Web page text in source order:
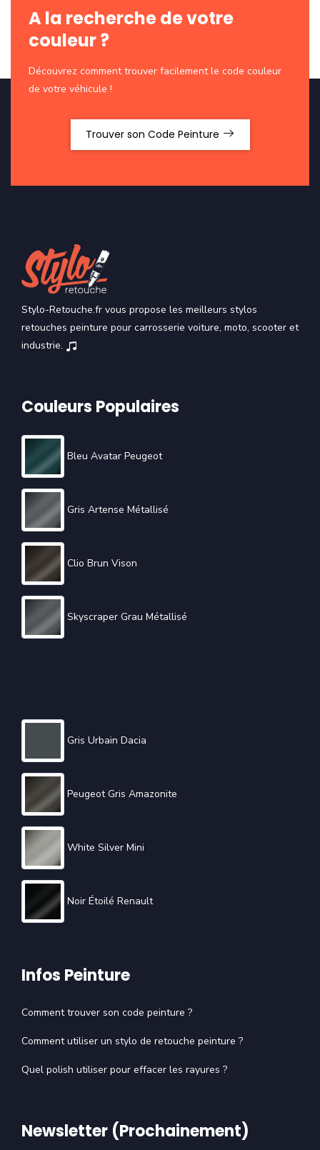
A la recherche de votre
couleur ?
Découvrez comment trouver facilement le code couleur
de votre véhicule !
Trouver son Code Peinture
Stylo-Retouche.fr vous propose les meilleurs stylos
retouches peinture pour carrosserie voiture, moto, scooter et
industrie.
Couleurs Populaires
Bleu Avatar Peugeot
Gris Artense Métallisé
Clio Brun Vison
Skyscraper Grau Métallisé
Gris Urbain Dacia
Peugeot Gris Amazonite
White Silver Mini
Noir Étoilé Renault
Infos Peinture
Comment trouver son code peinture ?
Comment utiliser un stylo de retouche peinture ?
Quel polish utiliser pour effacer les rayures ?
Newsletter (Prochainement)